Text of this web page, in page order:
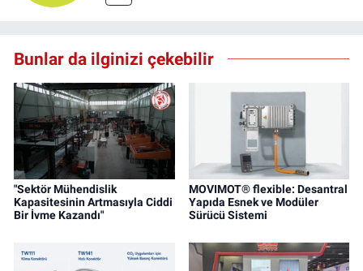
Bunlar da ilginizi çekebilir
"Sektör Mühendislik
Kapasitesinin Artmasıyla Ciddi
Bir İvme Kazandı"
MOVIMOT® flexible: Desantral
Yapıda Esnek ve Modüler
Sürücü Sistemi